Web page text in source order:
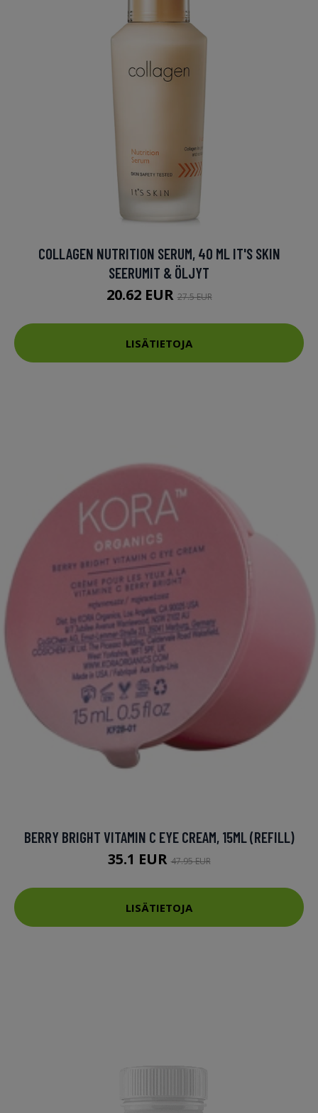
COLLAGEN NUTRITION SERUM, 40 ML IT'S SKIN
SEERUMIT & ÖLJYT
20.62 EUR27.5 EUR
LISÄTIETOJA
BERRY BRIGHT VITAMIN C EYE CREAM, 15ML (REFILL)
35.1 EUR47.95 EUR
LISÄTIETOJA